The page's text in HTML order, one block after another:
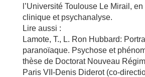
l’Université Toulouse Le Mirail,
clinique et psychanalyse.
Lire aussi :
Lamote, T., L. Ron Hubbard:
paranoïaque. Psychose et
thèse de Doctorat Nouveau
Paris VII-Denis Diderot (co-